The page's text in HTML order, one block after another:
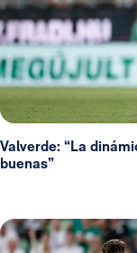
Valverde: “La
buenas”